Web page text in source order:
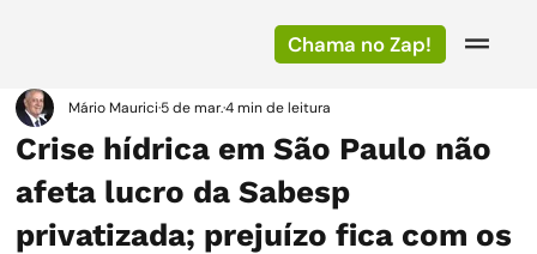
Chama no Zap!
Crise hídrica em São Paulo não
afeta lucro da Sabesp
privatizada; prejuízo fica com os
Mário Maurici5 de mar.4 min de leitura